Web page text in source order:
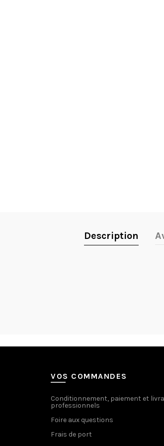
Description
VOS COMMANDES
Conditionnement, paiement et
professionnels
Foire aux questions
Frais de port